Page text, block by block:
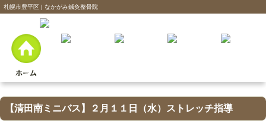
札幌市豊平区 | なかがみ鍼灸整骨院
【清田南ミニバス】２月１１日（水）ストレッチ指導